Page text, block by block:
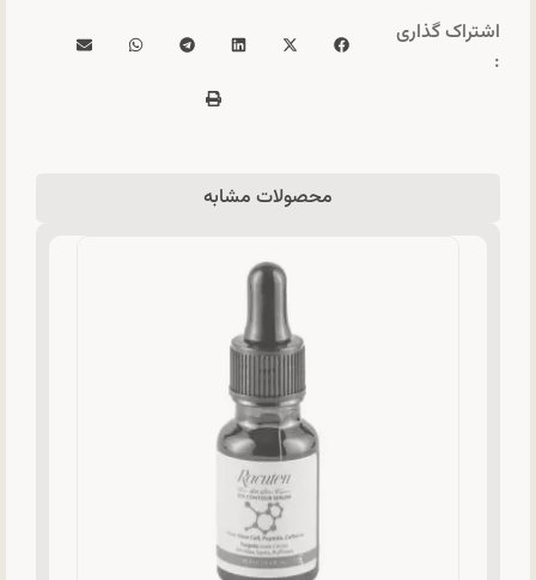
اشتراک گذاری
:
محصولات مشابه